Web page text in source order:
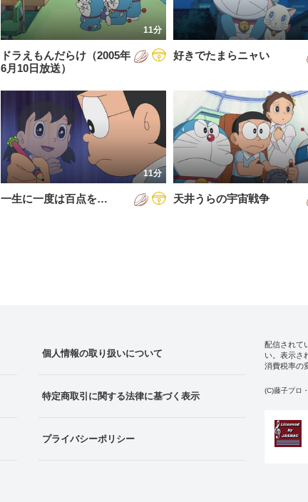
2022年
2023年
2024年
2026年
11分
ドラえもんだらけ（2005年
6月10日放送）
好きでたまらニャい
11分
一生に一度は百点を… 天井うらの宇宙戦争
個人情報の取り扱いについて
特定商取引に関する法律に基づく表示
プライバシーポリシー
配信されて
い。表示さ
消費税率の
(C)藤子プロ